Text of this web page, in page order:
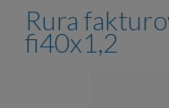
Rura
fi40x1,2